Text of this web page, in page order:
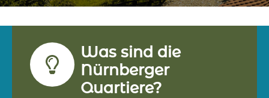
Was sind die
Nürnberger
Quartiere?